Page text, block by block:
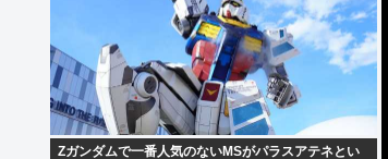
Zガンダムで一番人気のないMSがパラスアテネとい